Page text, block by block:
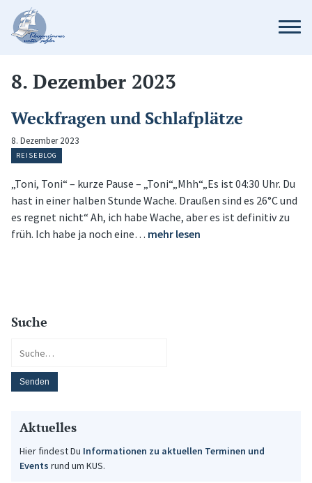
8. Dezember 2023
Weckfragen und Schlafplätze
8. Dezember 2023
REISEBLOG
„Toni, Toni“ – kurze Pause – „Toni“„Mhh“„Es ist 04:30 Uhr. Du
hast in einer halben Stunde Wache. Draußen sind es 26°C und
es regnet nicht“ Ah, ich habe Wache, aber es ist definitiv zu
früh. Ich habe ja noch eine… mehr lesen
Suche
Aktuelles
Hier findest Du Informationen zu aktuellen Terminen und
Events rund um KUS.